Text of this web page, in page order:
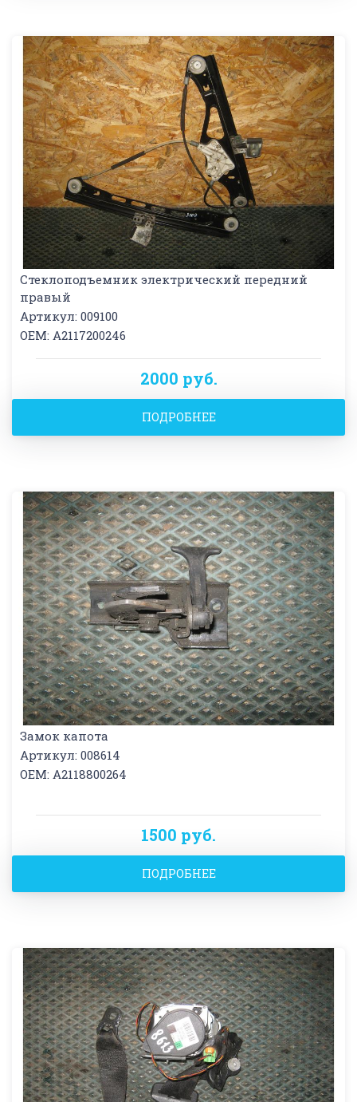
Стеклоподъемник электрический передний
правый
Артикул: 009100
OEM: A2117200246
2000 руб.
ПОДРОБНЕЕ
Замок капота
Артикул: 008614
OEM: A2118800264
1500 руб.
ПОДРОБНЕЕ